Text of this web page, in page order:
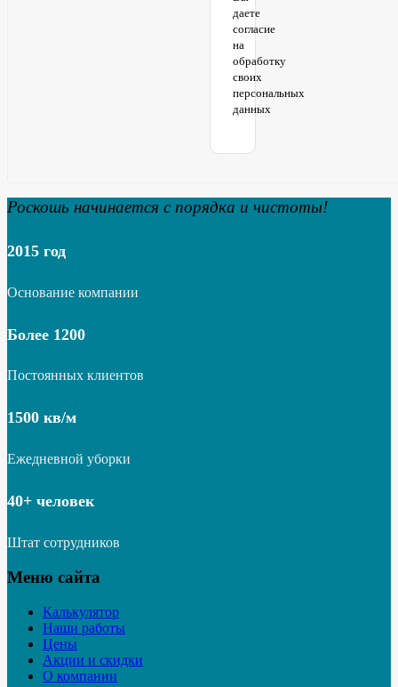
даете
согласие
на
обработку
своих
персональных
данных
Роскошь начинается с порядка и чистоты!
2015 год
Основание компании
Более 1200
Постоянных клиентов
1500 кв/м
Ежедневной уборки
40+ человек
Штат сотрудников
Меню сайта
Калькулятор
Наши работы
Цены
Акции и скидки
О компании